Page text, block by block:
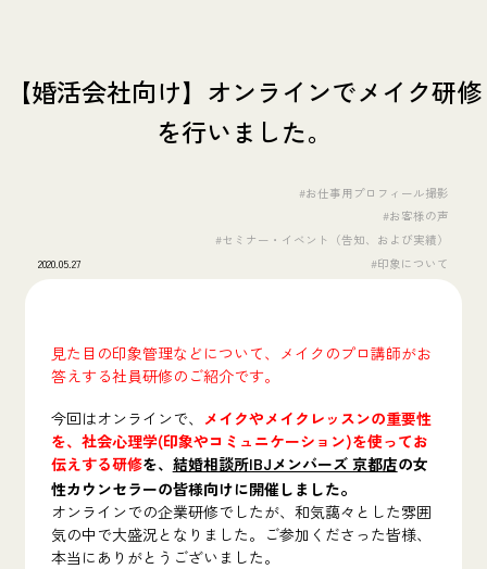
【婚活会社向け】オンラインでメイク研修
を行いました。
2020.05.27
#お仕事用プロフィール撮影
#お客様の声
#セミナー・イベント（告知、および実績）
#印象について
見た目の印象管理などについて、メイクのプロ講師がお
答えする社員研修のご紹介です。
今回はオンラインで、 メイクやメイクレッスンの重要性
を、社会心理学(印象やコミュニケーション)を使ってお
伝えする研修を、 結婚相談所IBJメンバーズ 京都店の女
性カウンセラーの皆様向けに開催しました。
オンラインでの企業研修でしたが、和気藹々とした雰囲
気の中で大盛況となりました。ご参加くださった皆様、
本当にありがとうございました。